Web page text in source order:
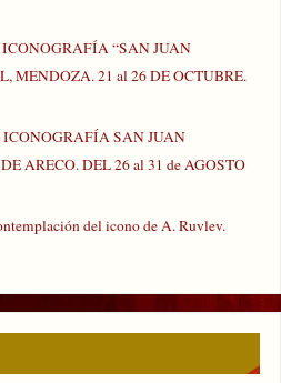
“SAN JUAN
MENDOZA. 21 al 26 DE OCTUBRE.
SAN JUAN
ARECO. DEL 26 al 31 de AGOSTO
del icono de A. Ruvlev.